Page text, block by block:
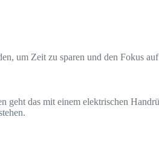
um Zeit zu sparen und den Fokus
geht das mit einem elektrischen